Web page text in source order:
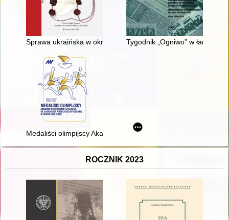
Sprawa ukraińska w okresie rokowań preliminariów pokoju w
Tygodnik „Ogniwo” w
Medaliści olimpijscy Akademii Wychowania Fizycznego im.
ROCZNIK 2023